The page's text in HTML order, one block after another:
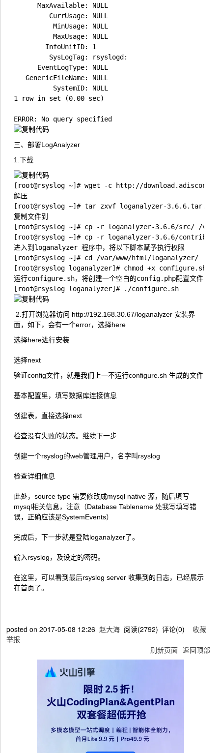
      MaxAvailable: NULL
         CurrUsage: NULL
          MinUsage: NULL
          MaxUsage: NULL
        InfoUnitID: 1
         SysLogTag: rsyslogd:
      EventLogType: NULL
   GenericFileName: NULL
          SystemID: NULL
1 row in set (0.00 sec)
ERROR: No query specified
三、部署LogAnalyzer
1.下载
[root@rsyslog ~]# wget -c http://
解压
[root@rsyslog ~]# tar zxvf loganalyzer-3.6.6.tar.gz
复制文件到
[root@rsyslog ~]# cp -r loganalyzer-3.6.6/src/ /var/
[root@rsyslog ~]# cp -r loganalyzer-3.6.6/contrib/*
进入到loganalyzer 程序中，将以下脚本赋予执行权限
[root@rsyslog ~]# cd /var/www/html/loganalyzer/
[root@rsyslog loganalyzer]# chmod +x configure.sh
运行configure.sh，将创建一个空白的config.php配置文件
[root@rsyslog loganalyzer]# ./configure.sh
2.打开浏览器访问 http://192.168.30.67/loganalyzer 安装界
面，如下，会有一个error，选择here
选择here进行安装
选择next
验证config文件，就是我们上一不运行configure.sh 生成的文件
基本配置里，填写数据库连接信息
创建表，直接选择next
检查没有失败的状态。继续下一步
创建一个rsyslog的web管理用户，名字叫rsyslog
检查详细信息
此处，source type 需要修改成mysql native 源，随后填写
mysql相关信息，注意（Database Tablename 处我写填写错
误，正确应该是SystemEvents）
完成后，下一步就是登陆loganalyzer了。
输入rsyslog，及设定的密码。
在这里，可以看到最后rsyslog server 收集到的日志，已经展示
在首页了。
posted on 2017-05-08 12:26 赵大海 阅读(2792) 评论(0) 收藏
举报
刷新页面 返回顶部